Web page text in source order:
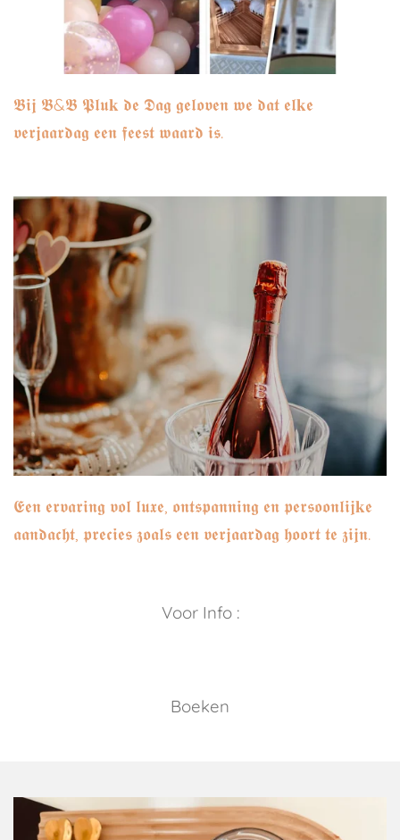
𝕭𝖎𝖏 𝕭&𝕭 𝕻𝖑𝖚𝐤 𝖉𝖊 𝕯𝖆𝖌 𝖌𝖊𝖑𝖔𝖛𝖊𝖓 𝖜𝖊 𝖉𝖆𝖙 𝖊𝖑𝐤𝖊
𝖛𝖊𝖗𝖏𝖆𝖆𝖗𝖉𝖆𝖌 𝖊𝖊𝖓 𝖋𝖊𝖊𝖘𝖙 𝖜𝖆𝖆𝖗𝖉 𝖎𝖘.
𝕰𝖊𝖓 𝖊𝖗𝖛𝖆𝖗𝖎𝖓𝖌 𝖛𝖔𝖑 𝖑𝖚𝖝𝖊, 𝖔𝖓𝖙𝖘𝖕𝖆𝖓𝖓𝖎𝖓𝖌 𝖊𝖓 𝖕𝖊𝖗𝖘𝖔𝖔𝖓𝖑𝖎𝖏𝐤𝖊
𝖆𝖆𝖓𝖉𝖆𝖈𝖍𝖙, 𝖕𝖗𝖊𝖈𝖎𝖊𝖘 𝖟𝖔𝖆𝖑𝖘 𝖊𝖊𝖓 𝖛𝖊𝖗𝖏𝖆𝖆𝖗𝖉𝖆𝖌 𝖍𝖔𝖔𝖗𝖙 𝖙𝖊 𝖟𝖎𝖏𝖓.
Voor Info :
Boeken